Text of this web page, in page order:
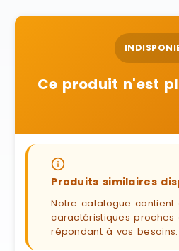
Ce produit n'est
Produits similaires
Notre catalogue contient
caractéristiques proches
répondant à vos besoins.